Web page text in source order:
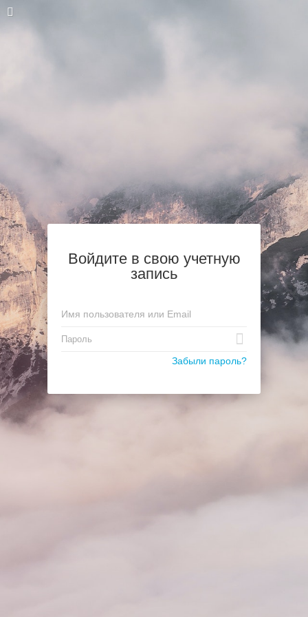
Войдите в свою учетную
запись
Забыли пароль?